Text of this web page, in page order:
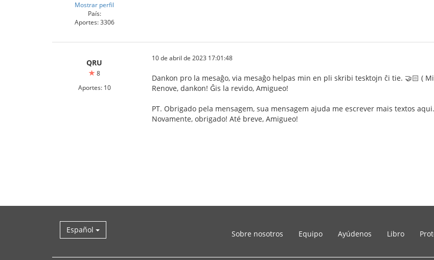
Mostrar perfil
País:
Aportes: 3306
QRU
8
Aportes: 10
10 de abril de 2023 17:01:48
Dankon pro la mesaĝo, via mesaĝo helpas min en pli skribi tesktojn ĉi tie. 🤝🏻 (
Renove, dankon! Ĝis la revido, Amigueo!
PT. Obrigado pela mensagem, sua mensagem ajuda me escrever mais textos
Novamente, obrigado! Até breve, Amigueo!
Español Sobre nosotros Equipo Ayúdenos Libro